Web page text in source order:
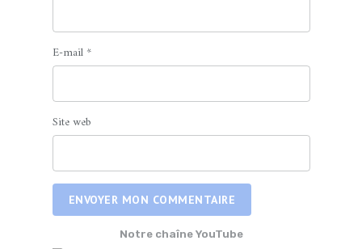
E-mail *
Site web
ENVOYER MON COMMENTAIRE
Notre chaîne YouTube